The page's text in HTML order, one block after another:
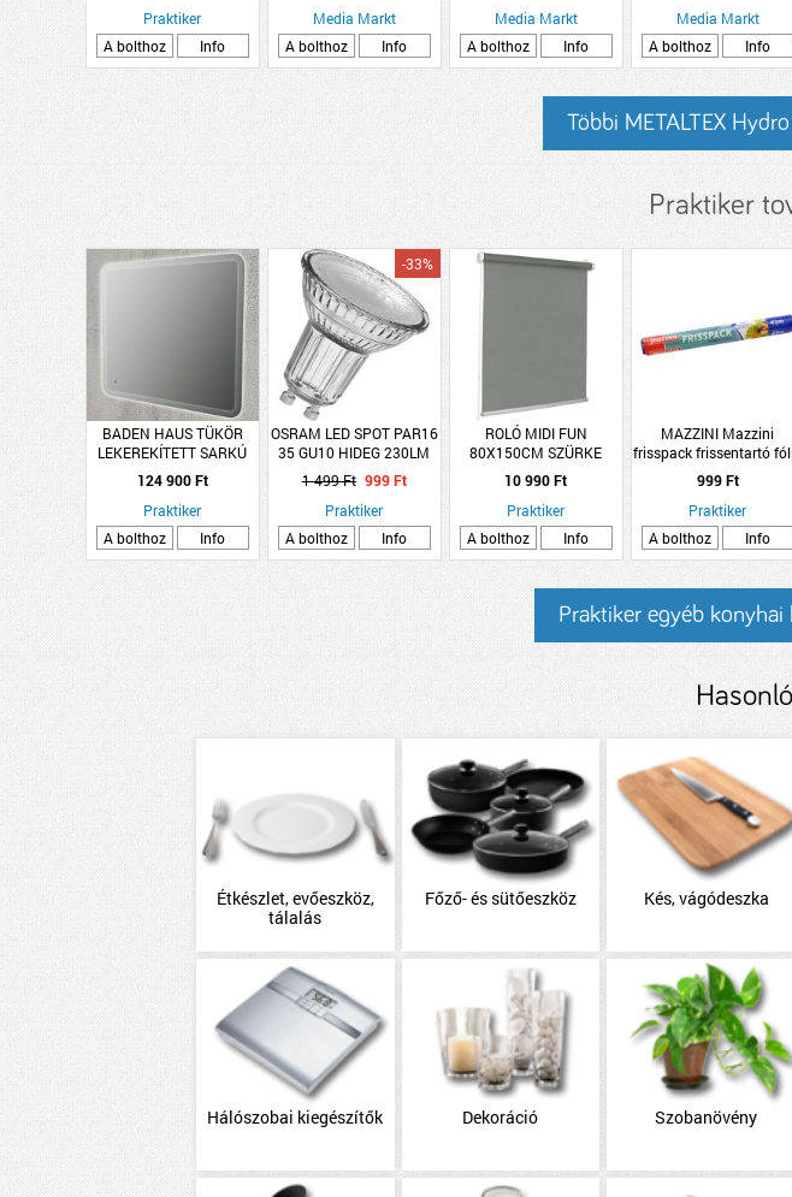
Praktiker
A bolthoz
Info
Media Markt
A bolthoz
Info
Media Markt
A bolthoz
Info
Media Markt
A bolthoz
Info
Többi METALTEX
Praktiker
BADEN HAUS TÜKÖR
LEKEREKÍTETT SARKÚ
90X100CM LED
VILÁGÍTÁSSAL
ÉRINTŐKAPCS.
124 900 Ft
Praktiker
A bolthoz
Info
OSRAM LED SPOT PAR16
35 GU10 HIDEG 230LM
2,6W
-33%
1 499 Ft 999 Ft
Praktiker
A bolthoz
Info
ROLÓ MIDI FUN
80X150CM SZÜRKE
10 990 Ft
Praktiker
A bolthoz
Info
MAZZINI Mazzini
frisspack frissentartó
45 méter
999 Ft
Praktiker
A bolthoz
Info
Praktiker egyéb
Étkészlet, evőeszköz,
tálalás
Főző- és sütőeszköz Kés, vágódeszka
Hálószobai kiegészítők Dekoráció Szobanövény